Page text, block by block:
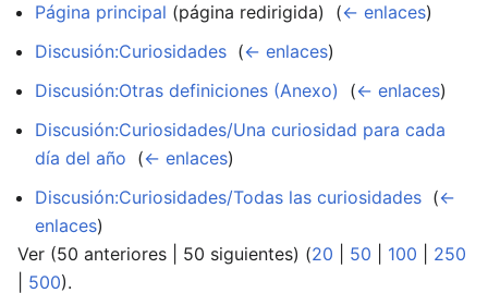
Página principal (página redirigida) ‎ (← enlaces)
Discusión:Curiosidades (← enlaces)
Discusión:Otras definiciones (Anexo)
(← enlaces)
Discusión:Curiosidades/Una curiosidad para cada
día del año (← enlaces)
Discusión:Curiosidades/Todas las curiosidades (←
enlaces)
Ver (50 anteriores | 50 siguientes) (20 50 100
250
500).